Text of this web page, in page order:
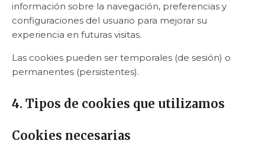
información sobre la navegación, preferencias y
configuraciones del usuario para mejorar su
experiencia en futuras visitas.
Las cookies pueden ser temporales (de sesión) o
permanentes (persistentes).
4. Tipos de cookies que utilizamos
Cookies necesarias